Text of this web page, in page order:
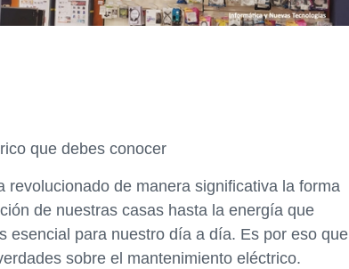
que debes conocer
de manera significativa la forma
de nuestras casas hasta la energía que
esencial para nuestro día a día. Es por eso que
sobre el mantenimiento eléctrico.